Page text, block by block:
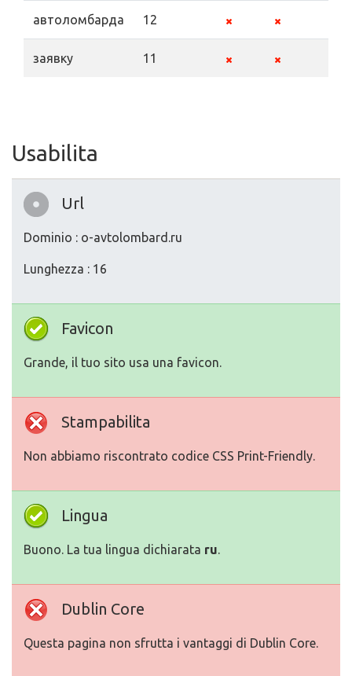
автоломбарда 12
заявку 11
Usabilita
Url
Dominio : o-avtolombard.ru
Lunghezza : 16
Favicon
Grande, il tuo sito usa una favicon.
Stampabilita
Non abbiamo riscontrato codice CSS Print-Friendly.
Lingua
Buono. La tua lingua dichiarata ru.
Dublin Core
Questa pagina non sfrutta i vantaggi di Dublin Core.